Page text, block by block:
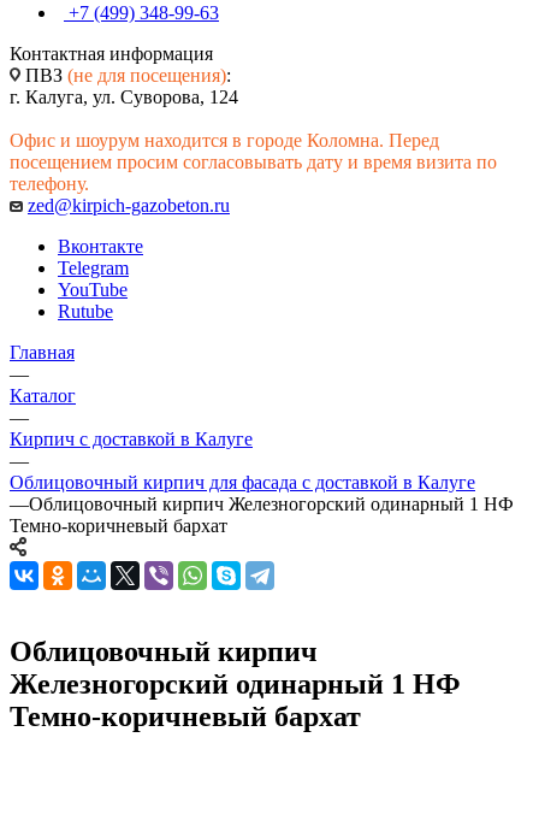
+7 (499) 348-99-63
Контактная информация
ПВЗ (не для посещения):
г. Калуга, ул. Суворова, 124
Офис и шоурум находится в городе Коломна. Перед
посещением просим согласовывать дату и время визита по
телефону.
zed@kirpich-gazobeton.ru
Вконтакте
Telegram
YouTube
Rutube
Главная
—
Каталог
—
Кирпич с доставкой в Калуге
—
Облицовочный кирпич для фасада с доставкой в Калуге
—Облицовочный кирпич Железногорский одинарный 1 НФ
Темно-коричневый бархат
Облицовочный кирпич
Железногорский одинарный 1 НФ
Темно-коричневый бархат